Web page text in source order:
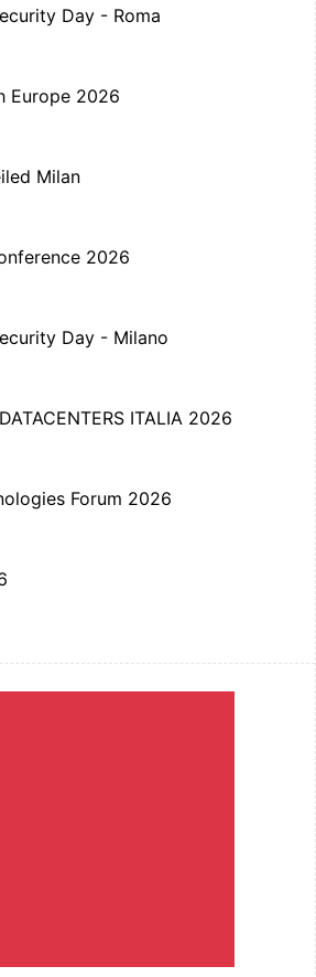
Day - Roma
Europe 2026
Milan
2026
Day - Milano
ITALIA 2026
Forum 2026